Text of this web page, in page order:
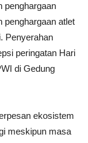
penghargaan
penghargaan atlet
Penyerahan
peringatan Hari
di Gedung
ekosistem
meskipun masa